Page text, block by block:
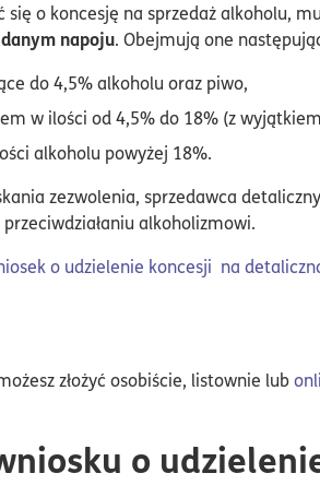
się o koncesję na sprzedaż alkoholu,
napoju. Obejmują one
do 4,5% alkoholu oraz piwo,
w ilości od 4,5% do 18% (z
alkoholu powyżej 18%.
zezwolenia, sprzedawca
alkoholizmowi.
o udzielenie koncesji na
złożyć osobiście, listownie lub
o